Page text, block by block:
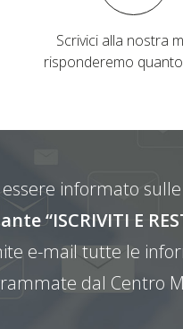
Scrivici alla nostra
risponderemo
informato
“ISCRIVITI E
e-mail tutte le
dal Centro